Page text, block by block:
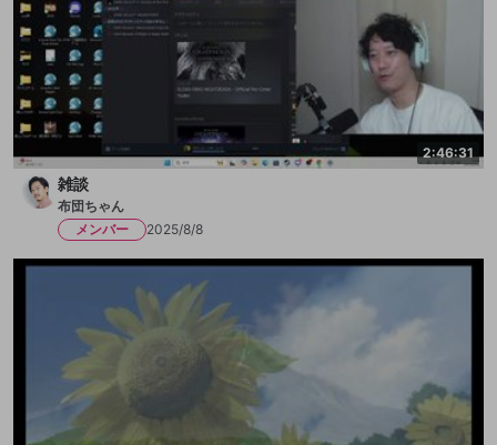
2:46:31
雑談
布団ちゃん
メンバー
2025/8/8